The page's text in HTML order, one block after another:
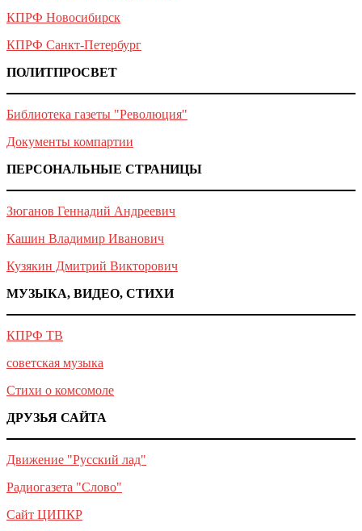
КПРФ Новосибирск
КПРФ Санкт-Петербург
ПОЛИТПРОСВЕТ
Библиотека газеты "Революция"
Документы компартии
ПЕРСОНАЛЬНЫЕ СТРАНИЦЫ
Зюганов Геннадий Андреевич
Кашин Владимир Иванович
Кузякин Дмитрий Викторович
МУЗЫКА, ВИДЕО, СТИХИ
КПРФ ТВ
советская музыка
Стихи о комсомоле
ДРУЗЬЯ САЙТА
Движение "Русский лад"
Радиогазета "Слово"
Сайт ЦИПКР